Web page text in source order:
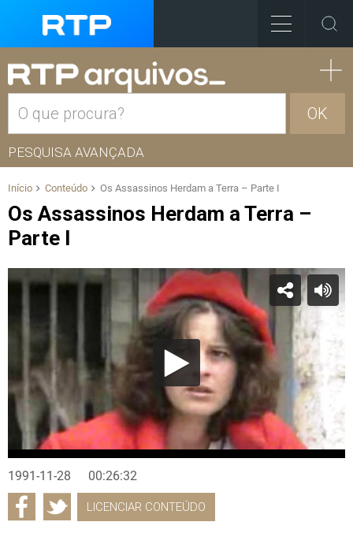
OK
PESQUISA AVANÇADA
Início Conteúdo Os Assassinos Herdam a Terra – Parte I
Os Assassinos Herdam a Terra –
Parte I
1991-11-28 00:26:32
LICENCIAR CONTEÚDO